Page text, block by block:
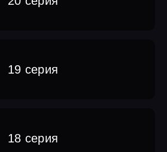
19 серия
18 серия